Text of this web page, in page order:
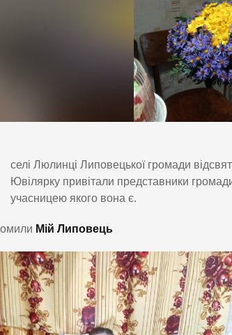
селі Люлинці Липовецької громади
Ювілярку привітали представники
учасницею якого вона є.
Мій Липовець